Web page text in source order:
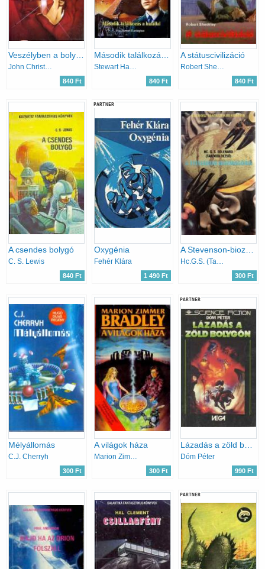
John Christopher
840 Ft 840 Ft
A státuscivilizáció
840 Ft
A csendes bolygó
C. S. Lewis
840 Ft
PARTNER
Oxygénia
Fehér Klára
1 490 Ft
A Stevenson-biozmagória
Hc.G.S. (Tandori D.) Solenard
300 Ft
Mélyállomás
C.J. Cherryh
300 Ft
A világok háza
Marion Zimmer Bradley
300 Ft
PARTNER
Lázadás a zöld bolygón
Dóm Péter
990 Ft
PARTNER